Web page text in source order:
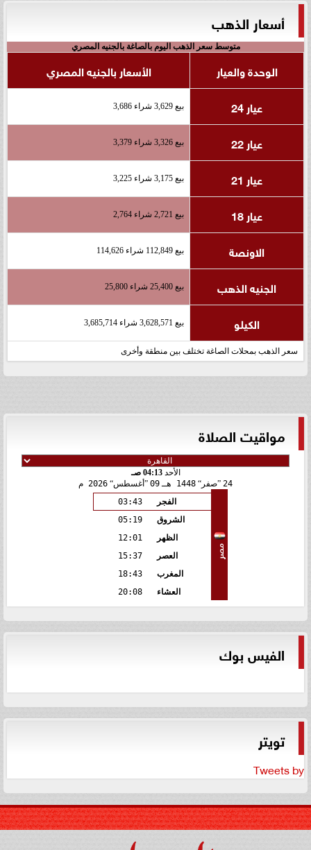
أسعار الذهب
متوسط سعر الذهب اليوم بالصاغة بالجنيه المصري
الوحدة والعيار
الأسعار بالجنيه المصري
عيار 24
بيع 3,629 شراء 3,686
عيار 22 بيع 3,326 شراء 3,379
عيار 21 بيع 3,175 شراء 3,225
عيار 18 بيع 2,721 شراء 2,764
الاونصة بيع 112,849 شراء 114,626
الجنيه الذهب بيع 25,400 شراء 25,800
الكيلو بيع 3,628,571 شراء 3,685,714
سعر الذهب بمحلات الصاغة تختلف بين منطقة وأخرى
مواقيت الصلاة
الأحد04:13 صـ
24
صفر 1448 هـ 09 أغسطس 2026 م
مصر
الفجر
03:43
الشروق
05:19
الظهر
12:01
العصر
15:37
المغرب
18:43
العشاء
20:08
الفيس بوك
تويتر
Tweets by